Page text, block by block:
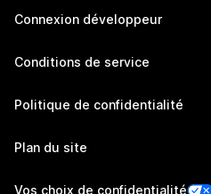
Connexion développeur
Conditions de service
Politique de confidentialité
Plan du site
Vos choix de confidentialité